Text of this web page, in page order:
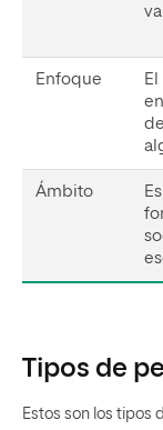
Enfoque
El
Ámbito
Tipos de
Estos son los tipos